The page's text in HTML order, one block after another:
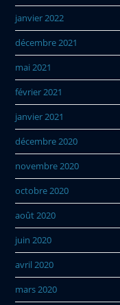
janvier 2022
décembre 2021
mai 2021
février 2021
janvier 2021
décembre 2020
novembre 2020
octobre 2020
août 2020
juin 2020
avril 2020
mars 2020